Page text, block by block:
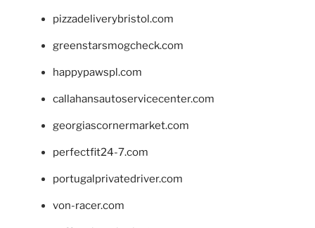
pizzadeliverybristol.com
greenstarsmogcheck.com
happypawspl.com
callahansautoservicecenter.com
georgiascornermarket.com
perfectfit24-7.com
portugalprivatedriver.com
von-racer.com